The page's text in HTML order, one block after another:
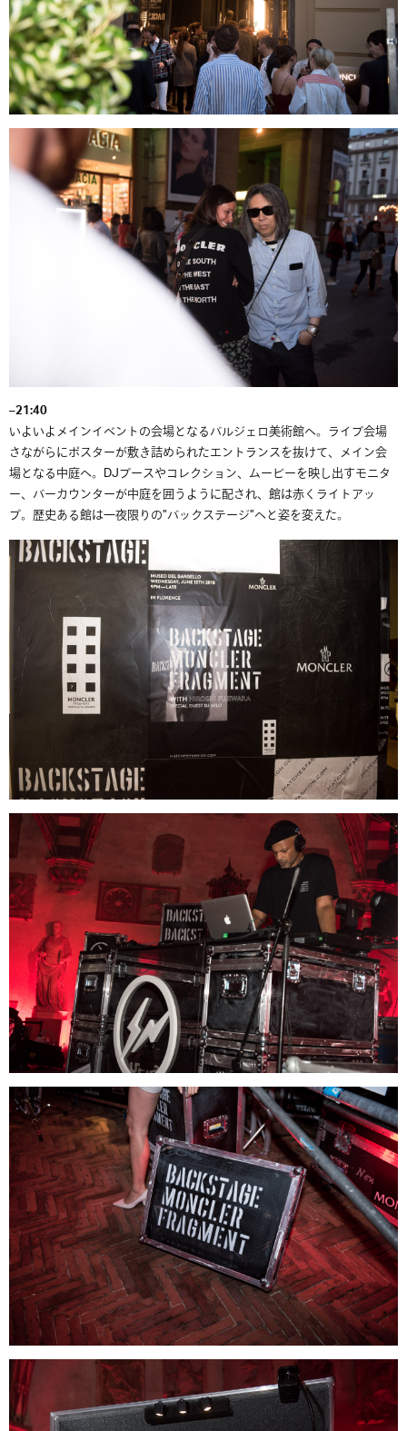
–21:40
いよいよメインイベントの会場となるバルジェロ美術館へ。ライブ会場
さながらにポスターが敷き詰められたエントランスを抜けて、メイン会
場となる中庭へ。DJブースやコレクション、ムービーを映し出すモニタ
ー、バーカウンターが中庭を囲うように配され、館は赤くライトアッ
プ。歴史ある館は一夜限りの”バックステージ”へと姿を変えた。